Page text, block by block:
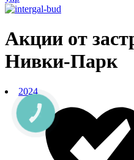
Акции от
Нивки-Парк
2024